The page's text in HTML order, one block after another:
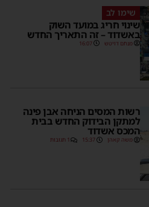
שימו לב
שינוי חריג במועד השוק
באשדוד – זה התאריך החדש
מנחם דויטש 16:07
רשות המסים הניחה אבן פינה
למתקן הבידוק החדש בבית
המכס אשדוד
משה קאהן 15:37 1 תגובות